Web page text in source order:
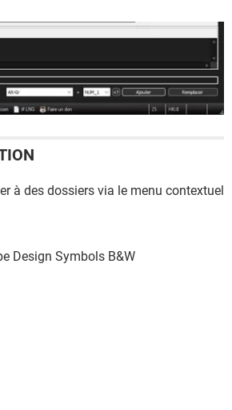
à des dossiers via le menu contextuel
Design Symbols B&W